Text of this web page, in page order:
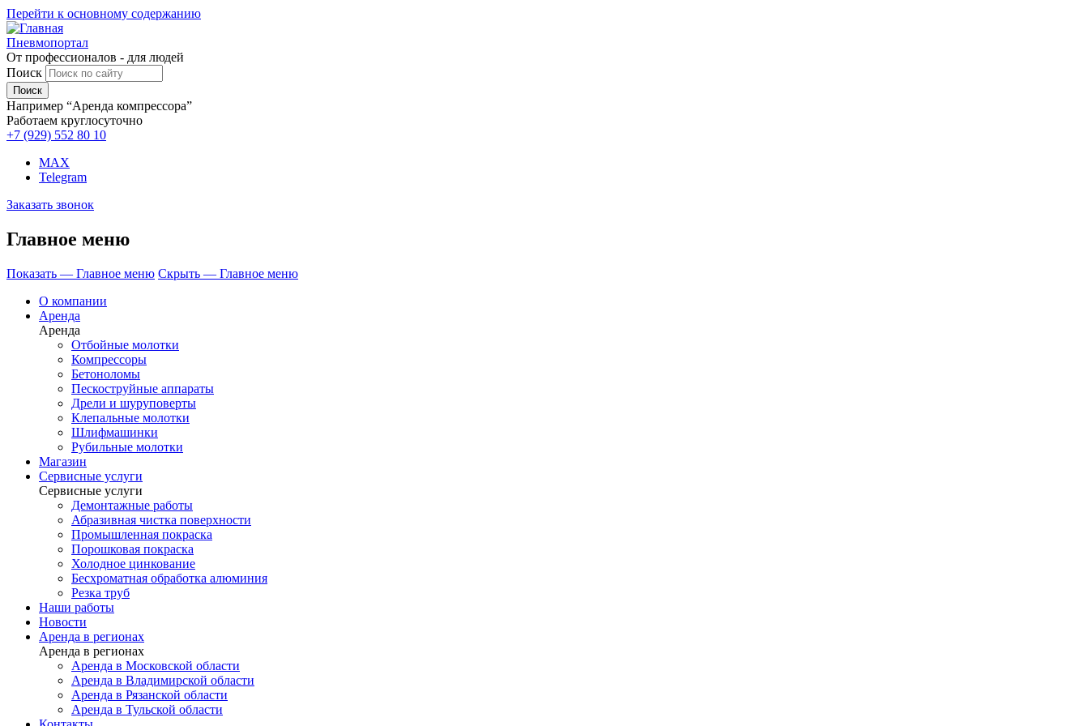
Перейти к основному содержанию
Пневмопортал
От профессионалов - для людей
Поиск
Например “Аренда компрессора”
Работаем круглосуточно
+7 (929) 552 80 10
MAX
Telegram
Заказать звонок
Главное меню
Показать — Главное меню Скрыть — Главное меню
О компании
Аренда
Аренда
Отбойные молотки
Компрессоры
Бетоноломы
Пескоструйные аппараты
Дрели и шуруповерты
Клепальные молотки
Шлифмашинки
Рубильные молотки
Магазин
Сервисные услуги
Сервисные услуги
Демонтажные работы
Абразивная чистка поверхности
Промышленная покраска
Порошковая покраска
Холодное цинкование
Бесхроматная обработка алюминия
Резка труб
Наши работы
Новости
Аренда в регионах
Аренда в регионах
Аренда в Московской области
Аренда в Владимирской области
Аренда в Рязанской области
Аренда в Тульской области